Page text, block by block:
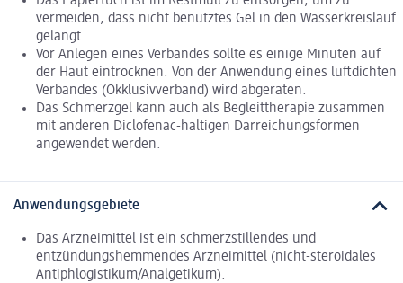
vermeiden, dass nicht benutztes Gel in den Wasserkreislauf
gelangt.
Vor Anlegen eines Verbandes sollte es einige Minuten auf
der Haut eintrocknen. Von der Anwendung eines luftdichten
Verbandes (Okklusivverband) wird abgeraten.
Das Schmerzgel kann auch als Begleittherapie zusammen
mit anderen Diclofenac-haltigen Darreichungsformen
angewendet werden.
Anwendungsgebiete
Das Arzneimittel ist ein schmerzstillendes und
entzündungshemmendes Arzneimittel (nicht-steroidales
Antiphlogistikum/Analgetikum).